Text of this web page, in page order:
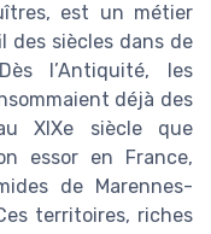
est un métier
des siècles dans de
l’Antiquité, les
déjà des
XIXe siècle que
essor en France,
de Marennes-
territoires, riches